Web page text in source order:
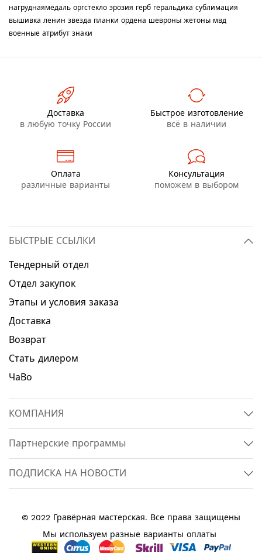
нагруднаямедаль оргстекло эрозия герб геральдика сублимация
вышивка ленин звезда планки ордена шевроны жетоны мвд
военные атрибут знаки
Доставка
в любую точку России
Быстрое изготовление
всё в наличии
Оплата
различные варианты
Консультация
поможем в выбором
БЫСТРЫЕ ССЫЛКИ
Тендерный отдел
Отдел закупок
Этапы и условия заказа
Доставка
Возврат
Стать дилером
ЧаВо
КОМПАНИЯ
Партнерские программы
ПОДПИСКА НА НОВОСТИ
© 2022 Гравёрная мастерская. Все права защищены
Мы используем разные варианты оплаты